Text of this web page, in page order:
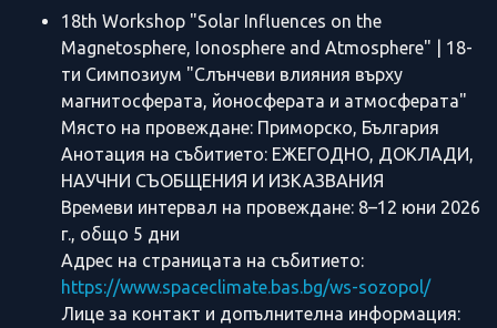
18th Workshop "Solar Influences on the
Magnetosphere, Ionosphere and Atmosphere" | 18-
ти Симпозиум "Слънчеви влияния върху
магнитосферата, йоносферата и атмосферата"
Място на провеждане: Приморско, България
Анотация на събитието: ЕЖЕГОДНО, ДОКЛАДИ,
НАУЧНИ СЪОБЩЕНИЯ И ИЗКАЗВАНИЯ
Времеви интервал на провеждане: 8–12 юни 2026
г., общо 5 дни
Адрес на страницата на събитието:
https://www.spaceclimate.bas.bg/ws-sozopol/
Лице за контакт и допълнителна информация: